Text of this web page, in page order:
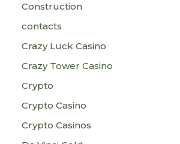
Construction
contacts
Crazy Luck Casino
Crazy Tower Сasino
Crypto
Crypto Casino
Crypto Casinos